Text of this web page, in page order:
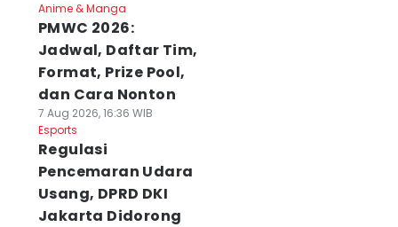
Anime & Manga
PMWC 2026:
Jadwal, Daftar Tim,
Format, Prize Pool,
dan Cara Nonton
7 Aug 2026, 16:36 WIB
Esports
Regulasi
Pencemaran Udara
Usang, DPRD DKI
Jakarta Didorong